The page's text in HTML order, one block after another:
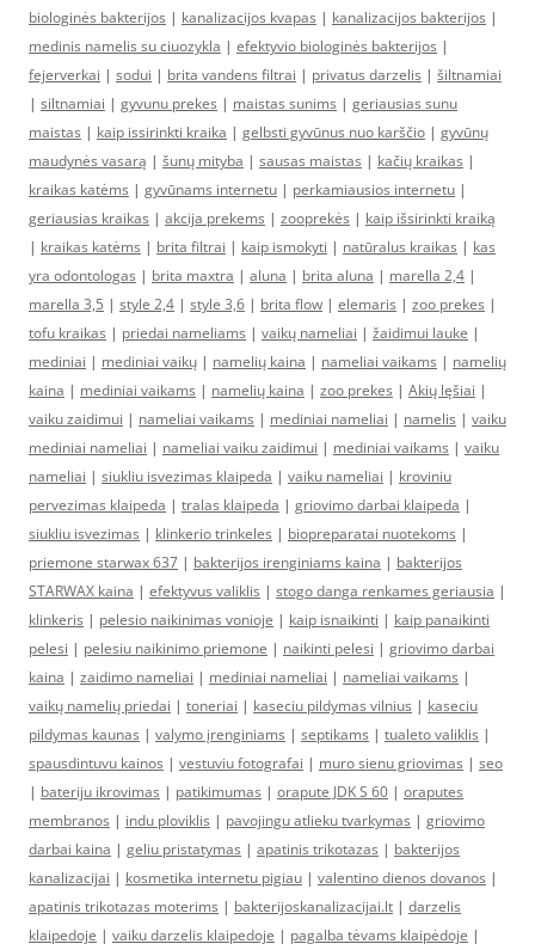
biologinės bakterijos | kanalizacijos kvapas | kanalizacijos bakterijos |
medinis namelis su ciuozykla | efektyvio biologinės bakterijos |
fejerverkai | sodui | brita vandens filtrai | privatus darzelis | šiltnamiai
| siltnamiai | gyvunu prekes | maistas sunims | geriausias sunu
maistas | kaip issirinkti kraika | gelbsti gyvūnus nuo karščio | gyvūnų
maudynės vasarą | šunų mityba | sausas maistas | kačių kraikas |
kraikas katėms | gyvūnams internetu | perkamiausios internetu |
geriausias kraikas | akcija prekems | zooprekės | kaip išsirinkti kraiką
| kraikas katėms | brita filtrai | kaip ismokyti | natūralus kraikas | kas
yra odontologas | brita maxtra | aluna | brita aluna | marella 2,4 |
marella 3,5 | style 2,4 | style 3,6 | brita flow | elemaris | zoo prekes |
tofu kraikas | priedai nameliams | vaikų nameliai | žaidimui lauke |
mediniai | mediniai vaikų | namelių kaina | nameliai vaikams | namelių
kaina | mediniai vaikams | namelių kaina | zoo prekes | Akių lęšiai |
vaiku zaidimui | nameliai vaikams | mediniai nameliai | namelis | vaiku
mediniai nameliai | nameliai vaiku zaidimui | mediniai vaikams | vaiku
nameliai | siukliu isvezimas klaipeda | vaiku nameliai | kroviniu
pervezimas klaipeda | tralas klaipeda | griovimo darbai klaipeda |
siukliu isvezimas | klinkerio trinkeles | biopreparatai nuotekoms |
priemone starwax 637 | bakterijos irenginiams kaina | bakterijos
STARWAX kaina | efektyvus valiklis | stogo danga renkames geriausia |
klinkeris | pelesio naikinimas vonioje | kaip isnaikinti | kaip panaikinti
pelesi | pelesiu naikinimo priemone | naikinti pelesi | griovimo darbai
kaina | zaidimo nameliai | mediniai nameliai | nameliai vaikams |
vaikų namelių priedai | toneriai | kaseciu pildymas vilnius | kaseciu
pildymas kaunas | valymo įrenginiams | septikams | tualeto valiklis |
spausdintuvu kainos | vestuviu fotografai | muro sienu griovimas | seo
| bateriju ikrovimas | patikimumas | orapute JDK S 60 | oraputes
membranos | indu ploviklis | pavojingu atlieku tvarkymas | griovimo
darbai kaina | geliu pristatymas | apatinis trikotazas | bakterijos
kanalizacijai | kosmetika internetu pigiau | valentino dienos dovanos |
apatinis trikotazas moterims | bakterijoskanalizacijai.lt | darzelis
klaipedoje | vaiku darzelis klaipedoje | pagalba tėvams klaipėdoje |